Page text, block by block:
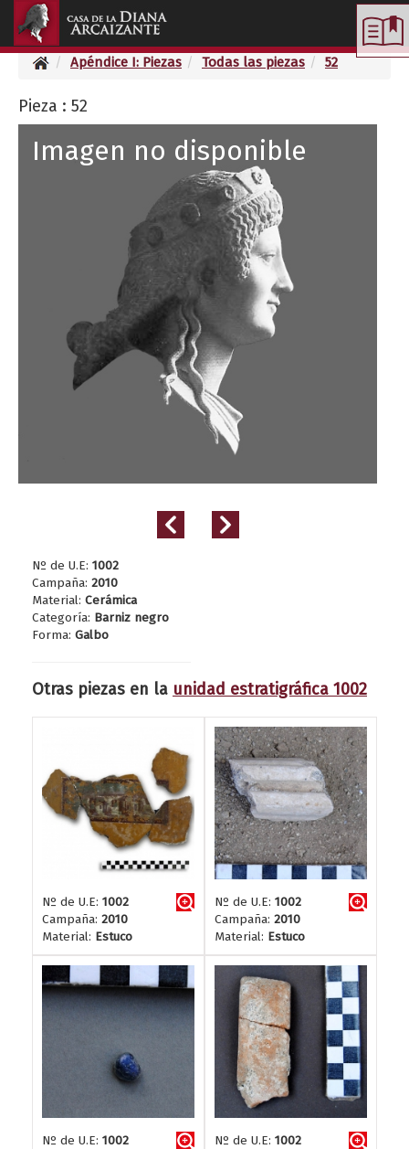
Apéndice I: Piezas Todas las piezas 52
Pieza : 52
Imagen no disponible
Nº de U.E: 1002
Campaña: 2010
Material: Cerámica
Categoría: Barniz negro
Forma: Galbo
Otras piezas en la unidad estratigráfica 1002
Nº de U.E: 1002
Campaña: 2010
Material: Estuco
Nº de U.E: 1002
Campaña: 2010
Material: Estuco
Nº de U.E: 1002
Nº de U.E: 1002